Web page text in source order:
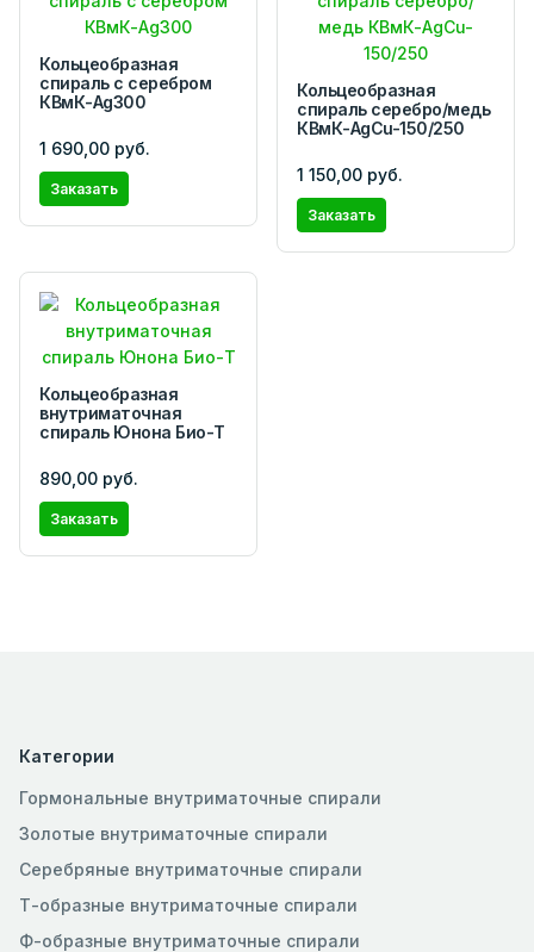
Кольцеобразная
спираль с серебром
КВмК-Ag300
1 690,00 руб.
Заказать
Кольцеобразная
спираль серебро/медь
КВмК-AgCu-150/250
1 150,00 руб.
Заказать
Кольцеобразная
внутриматочная
спираль Юнона Био-Т
890,00 руб.
Заказать
Категории
Гормональные внутриматочные спирали
Золотые внутриматочные спирали
Серебряные внутриматочные спирали
Т-образные внутриматочные спирали
Ф-образные внутриматочные спирали